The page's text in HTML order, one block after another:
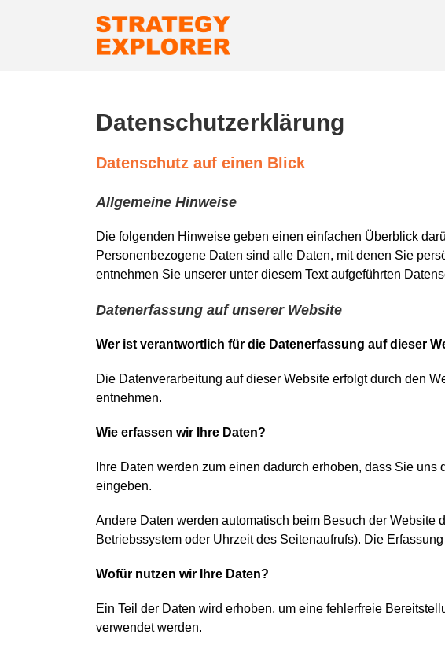
Datenschutzerklärung
Datenschutz auf einen Blick
Allgemeine Hinweise
Die folgenden Hinweise geben einen einfachen Überblick
Personenbezogene Daten sind alle Daten, mit denen Sie
entnehmen Sie unserer unter diesem Text aufgeführten
Datenerfassung auf unserer Website
Wer ist verantwortlich für die Datenerfassung auf dieser
Die Datenverarbeitung auf dieser Website erfolgt durch den
entnehmen.
Wie erfassen wir Ihre Daten?
Ihre Daten werden zum einen dadurch erhoben, dass Sie
eingeben.
Andere Daten werden automatisch beim Besuch der Website
Betriebssystem oder Uhrzeit des Seitenaufrufs). Die
Wofür nutzen wir Ihre Daten?
Ein Teil der Daten wird erhoben, um eine fehlerfreie
verwendet werden.